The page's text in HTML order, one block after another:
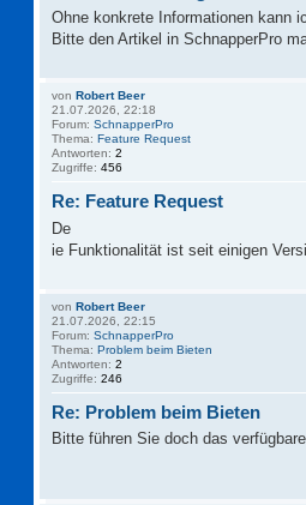
Ohne konkrete Informationen kann
Bitte den Artikel in SchnapperPro
von Robert Beer
21.07.2026, 22:18
Forum: SchnapperPro
Thema: Feature Request
Antworten: 2
Zugriffe: 456
Re: Feature Request
De
ie Funktionalität ist seit einigen
von Robert Beer
21.07.2026, 22:15
Forum: SchnapperPro
Thema: Problem beim Bieten
Antworten: 2
Zugriffe: 246
Re: Problem beim Bieten
Bitte führen Sie doch das